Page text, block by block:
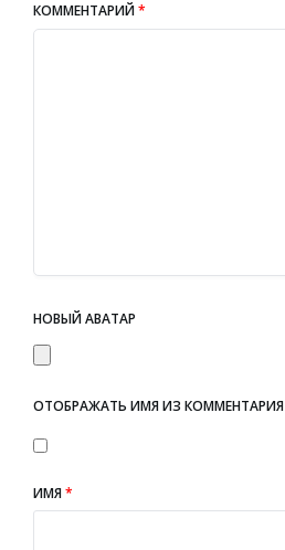
КОММЕНТАРИЙ*
НОВЫЙ АВАТАР
ОТОБРАЖАТЬ ИМЯ ИЗ КОММЕНТАРИЯ
ИМЯ*